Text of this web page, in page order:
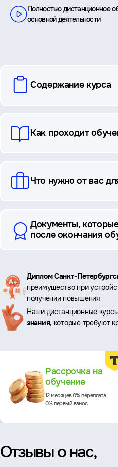
Полностью дистанционное
основной деятельности
вопросы
Содержание курса
Как проходит
Что нужно от вас
Документы,
после окончания
Ключевые
преимущества
Диплом Санкт-
преимущество при
получении повышения
Наши дистанционные
знания, которые требуют
Рассрочка на
обучение
12 месяцев 0% переплата
0% первый взнос
Отзывы о нас,